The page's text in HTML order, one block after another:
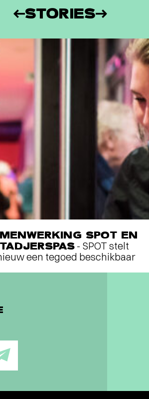
STORIES
SPOT EN
- SPOT stelt
een tegoed beschikbaar